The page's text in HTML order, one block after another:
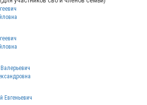
Евгеньевич